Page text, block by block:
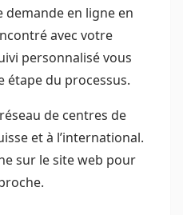
en ligne en
avec votre
personnalisé vous
étape du processus.
de centres de
et à l’international.
sur le site web pour